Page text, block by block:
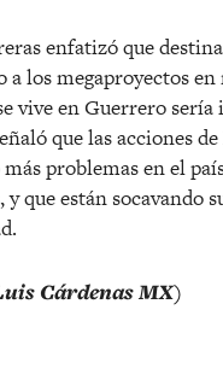
enfatizó que
a los megaproyectos
vive en Guerrero
que las acciones
problemas en el
y que están socavando
Cárdenas MX)